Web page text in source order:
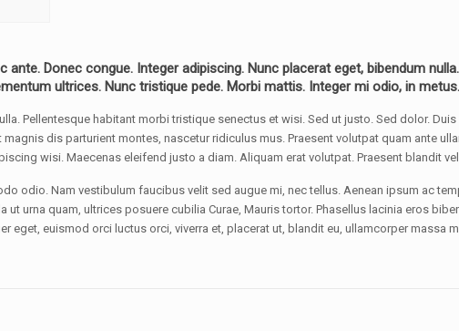
Donec congue. Integer adipiscing. Nunc placerat eget, bibendum
ultrices. Nunc tristique pede. Morbi mattis. Integer mi odio, in
Pellentesque habitant morbi tristique senectus et wisi. Sed ut justo. Sed dolor.
dis parturient montes, nascetur ridiculus mus. Praesent volutpat quam ante
wisi. Maecenas eleifend justo a diam. Aliquam erat volutpat. Praesent blandit
odio. Nam vestibulum faucibus velit sed augue mi, nec tellus. Aenean ipsum ac
ut urna quam, ultrices posuere cubilia Curae, Mauris tortor. Phasellus lacinia eros
eget, euismod orci luctus orci, viverra et, placerat ut, blandit eu, ullamcorper massa